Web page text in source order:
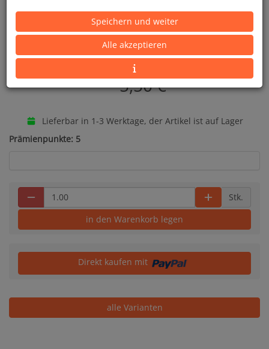
5,50 €*
Lieferbar in 1-3 Werktage, der Artikel ist auf Lager
Prämienpunkte: 5
Stk.
in den Warenkorb legen
Direkt kaufen mit
alle Varianten
Speichern und weiter
Alle akzeptieren